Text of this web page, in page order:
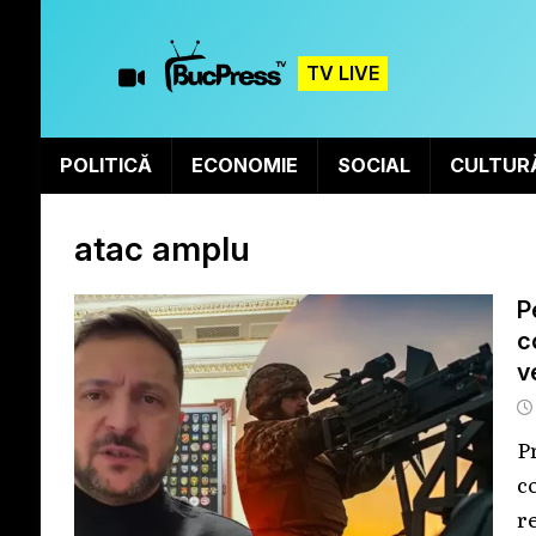
TV LIVE
POLITICĂ ECONOMIE SOCIAL
atac amplu